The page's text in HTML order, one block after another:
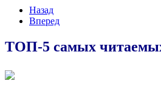
Назад
Вперед
ТОП-5 самых